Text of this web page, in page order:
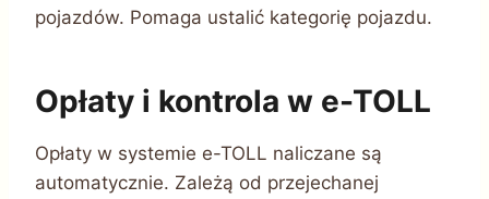
pojazdów. Pomaga ustalić kategorię pojazdu.
Opłaty i kontrola w e-TOLL
Opłaty w systemie e-TOLL naliczane są
automatycznie. Zależą od przejechanej